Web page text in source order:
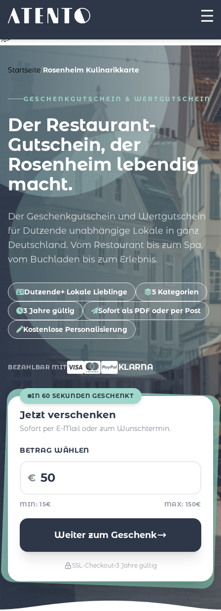
%>
Startseite/Rosenheim Kulinarikkarte
GESCHENKGUTSCHEIN & WERTGUTSCHEIN
Der Restaurant-
Gutschein, der
Rosenheim lebendig
macht.
Der Geschenkgutschein und Wertgutschein
für Dutzende unabhängige Lokale in ganz
Deutschland. Vom Restaurant bis zum Spa,
vom Buchladen bis zum Erlebnis.
Dutzende+ Lokale Lieblinge 5 Kategorien
3 Jahre gültig Sofort als PDF oder per Post
Kostenlose Personalisierung
BEZAHLBAR MIT KLARNA
IN 60 SEKUNDEN GESCHENKT
Jetzt verschenken
Sofort per E-Mail oder zum Wunschtermin.
BETRAG WÄHLEN
€
MIN: 15€ MAX: 150€
Weiter zum Geschenk
SSL-Checkout 3 Jahre gültig